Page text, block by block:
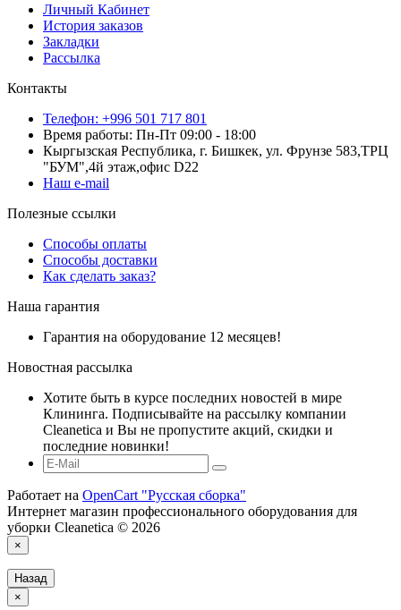
Личный Кабинет
История заказов
Закладки
Рассылка
Контакты
Телефон: +996 501 717 801
Время работы: Пн-Пт 09:00 - 18:00
Кыргызская Республика, г. Бишкек, ул. Фрунзе 583,ТРЦ
"БУМ",4й этаж,офис D22
Наш e-mail
Полезные ссылки
Способы оплаты
Способы доставки
Как сделать заказ?
Наша гарантия
Гарантия на оборудование 12 месяцев!
Новостная рассылка
Хотите быть в курсе последних новостей в мире
Клининга. Подписывайте на рассылку компании
Cleanetica и Вы не пропустите акций, скидки и
последние новинки!
Работает на OpenCart "Русская сборка"
Интернет магазин профессионального оборудования для
уборки Cleanetica © 2026
×
Назад
×